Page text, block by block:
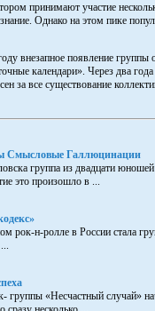
принимают участие
Однако на этом пике
внезапное появление
календари». Через два
за все существование
Смысловые Галлюцинации
группа из двадцати юношей
это произошло в ...
рок-н-ролле в России стала
группы «Несчастный случай»